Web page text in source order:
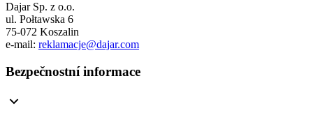
Dajar Sp. z o.o.
ul. Połtawska 6
75-072 Koszalin
e-mail: reklamacje@dajar.com
Bezpečnostní informace